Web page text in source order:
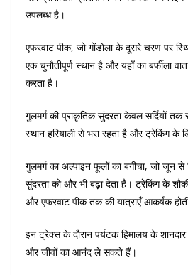
उपलब्ध है।
एफरवाट पीक, जो गोंडोला के दूसरे चरण पर
एक चुनौतीपूर्ण स्थान है और यहाँ का बर्फीला
करता है।
गुलमर्ग की प्राकृतिक सुंदरता केवल सर्दियों तक
स्थान हरियाली से भरा रहता है और ट्रेकिंग के
गुलमर्ग का अल्पाइन फूलों का बगीचा, जो जून
सुंदरता को और भी बढ़ा देता है। ट्रेकिंग के
और एफरवाट पीक तक की यात्राएँ आकर्षक
इन ट्रेक्स के दौरान पर्यटक हिमालय के
और जीवों का आनंद ले सकते हैं।